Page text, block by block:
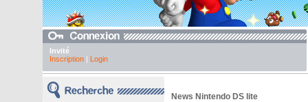
Invité
Inscription| Login
News Nintendo DS lite